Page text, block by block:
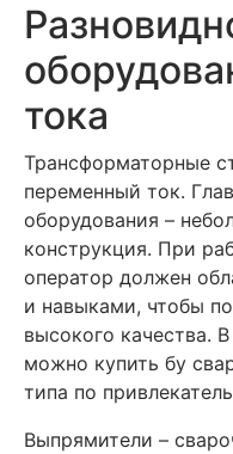
тока
Трансформаторные
переменный ток.
оборудования –
конструкция. При
оператор должен
и навыками, чтобы
высокого качества.
можно купить бу
типа по
Выпрямители –